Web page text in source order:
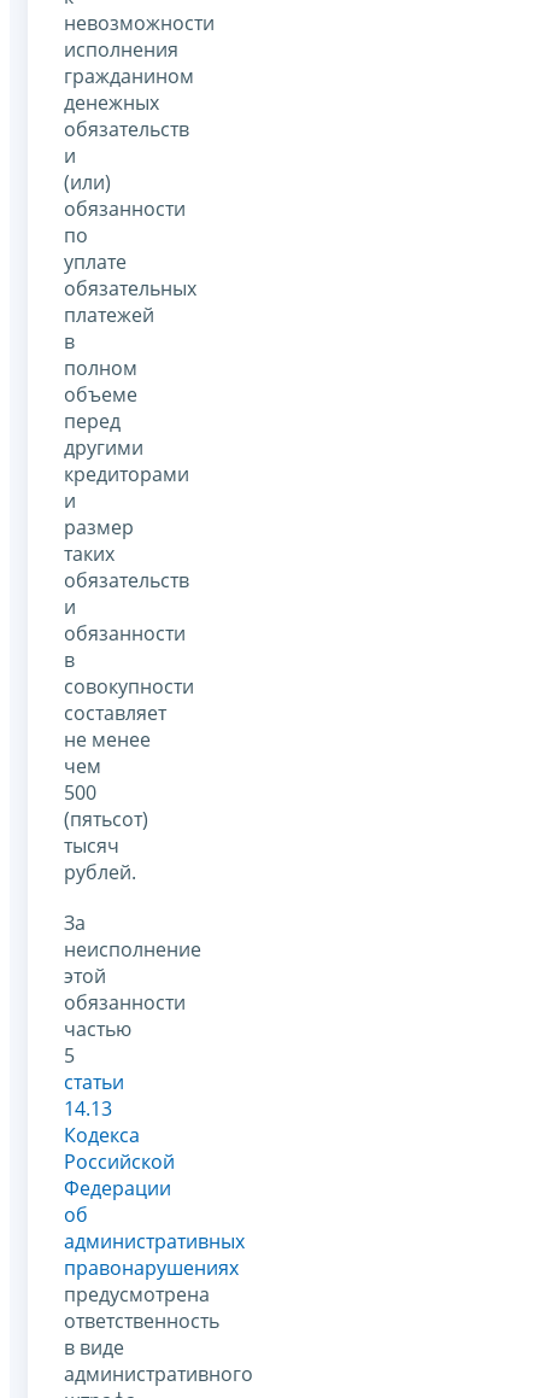
невозможности
исполнения
гражданином
денежных
обязательств
и
(или)
обязанности
по
уплате
обязательных
платежей
в
полном
объеме
перед
другими
кредиторами
и
размер
таких
обязательств
и
обязанности
в
совокупности
составляет
не менее
чем
500
(пятьсот)
тысяч
рублей.
За
неисполнение
этой
обязанности
частью
5
статьи
14.13
Кодекса
Российской
Федерации
об
административных
правонарушениях
предусмотрена
ответственность
в виде
административного